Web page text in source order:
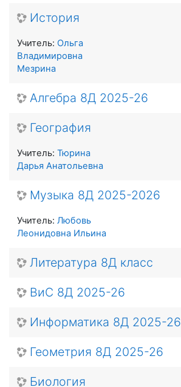
История
Учитель: Ольга
Владимировна
Мезрина
Алгебра 8Д 2025-26
География
Учитель: Тюрина
Дарья Анатольевна
Музыка 8Д 2025-2026
Учитель: Любовь
Леонидовна Ильина
Литература 8Д класс
ВиС 8Д 2025-26
Информатика 8Д 2025-26
Геометрия 8Д 2025-26
Биология